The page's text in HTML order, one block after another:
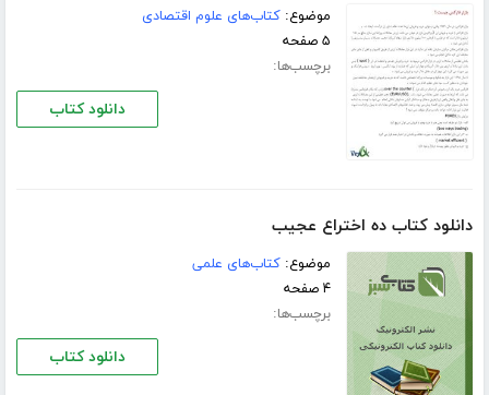
موضوع:کتاب‌های علوم اقتصادی
۵ صفحه
برچسب‌ها:
دانلود کتاب
دانلود کتاب ده اختراع عجیب
موضوع:کتاب‌های علمی
۴ صفحه
برچسب‌ها:
دانلود کتاب